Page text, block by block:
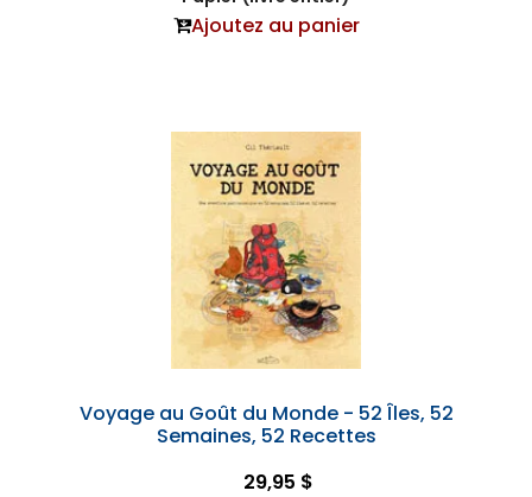
Ajoutez au panier
Voyage au Goût du Monde - 52 Îles, 52
Semaines, 52 Recettes
29,95 $